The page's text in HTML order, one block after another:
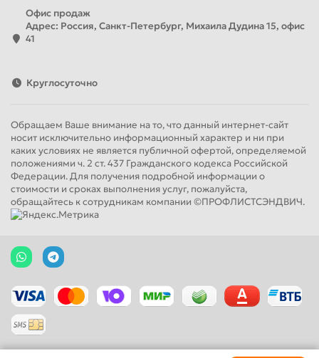
Офис продаж
Адрес: Россия, Санкт-Петербург, Михаила Дудина 15, офис
41
Круглосуточно
Обращаем Ваше внимание на то, что данный интернет-сайт
носит исключительно информационный характер и ни при
каких условиях не является публичной офертой, определяемой
положениями ч. 2 ст. 437 Гражданского кодекса Российской
Федерации. Для получения подробной информации о
стоимости и сроках выполнения услуг, пожалуйста,
обращайтесь к сотрудникам компании ©ПРОФЛИСТСЭНДВИЧ.